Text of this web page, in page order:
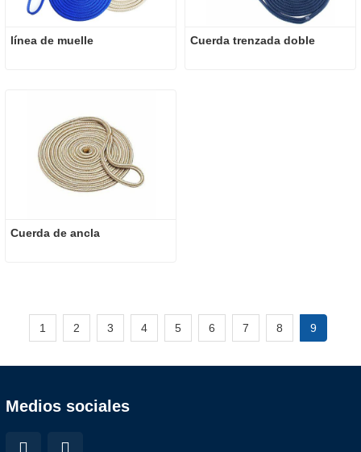
línea de muelle Cuerda trenzada doble
Cuerda de ancla
1 2 3 4 5 6 7 8 9
Medios sociales